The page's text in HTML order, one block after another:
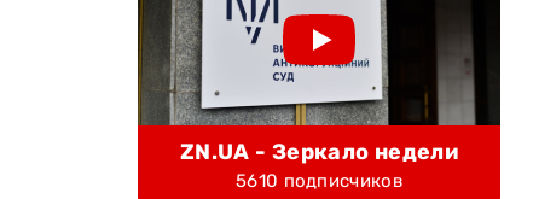
ZN.UA - Зеркало недели
5610 подписчиков